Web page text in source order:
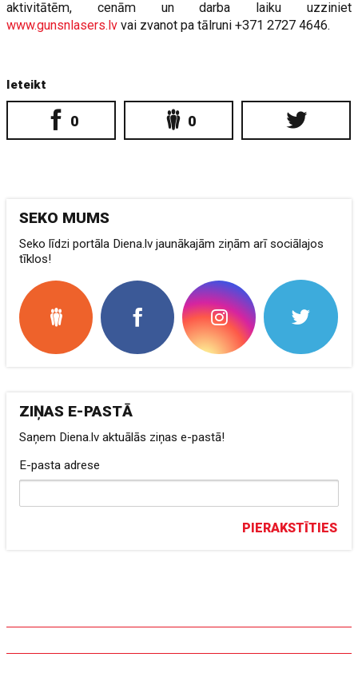
aktivitātēm, cenām un darba laiku uzziniet
www.gunsnlasers.lv vai zvanot pa tālruni +371 2727 4646.
Ieteikt
0 0
SEKO MUMS
Seko līdzi portāla Diena.lv jaunākajām ziņām arī sociālajos
tīklos!
ZIŅAS E-PASTĀ
Saņem Diena.lv aktuālās ziņas e-pastā!
E-pasta adrese
PIERAKSTĪTIES